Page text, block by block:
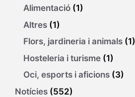
Alimentació (1)
Altres (1)
Flors, jardineria i animals (1)
Hosteleria i turisme (1)
Oci, esports i aficions (3)
Notícies (552)